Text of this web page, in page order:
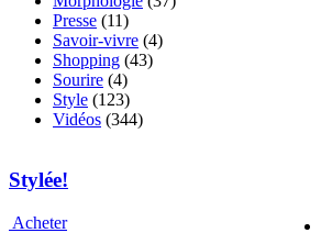
Presse (11)
Savoir-vivre (4)
Shopping (43)
Sourire (4)
Style (123)
Vidéos (344)
Stylée!
Acheter